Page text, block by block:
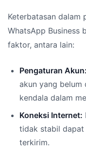
Keterbatasan dalam
WhatsApp Business
faktor, antara lain:
Pengaturan Akun:
akun yang belum
kendala dalam
Koneksi Internet:
tidak stabil dapat
terkirim.